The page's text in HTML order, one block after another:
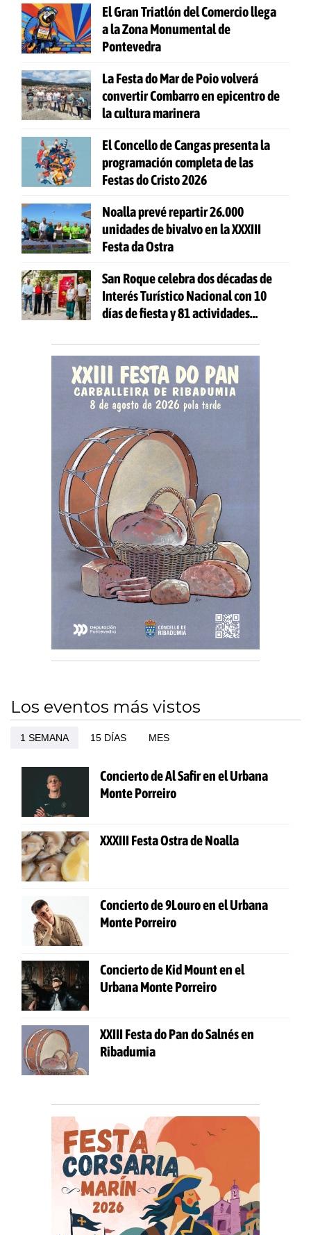
El Gran Triatlón del Comercio llega
a la Zona Monumental de
Pontevedra
La Festa do Mar de Poio volverá
convertir Combarro en epicentro de
la cultura marinera
El Concello de Cangas presenta la
programación completa de las
Festas do Cristo 2026
Noalla prevé repartir 26.000
unidades de bivalvo en la XXXIII
Festa da Ostra
San Roque celebra dos décadas de
Interés Turístico Nacional con 10
días de fiesta y 81 actividades
Los eventos más vistos
1 SEMANA 15 DÍAS MES
Concierto de Al Safir en el Urbana
Monte Porreiro
XXXIII Festa Ostra de Noalla
Concierto de 9Louro en el Urbana
Monte Porreiro
Concierto de Kid Mount en el
Urbana Monte Porreiro
XXIII Festa do Pan do Salnés en
Ribadumia